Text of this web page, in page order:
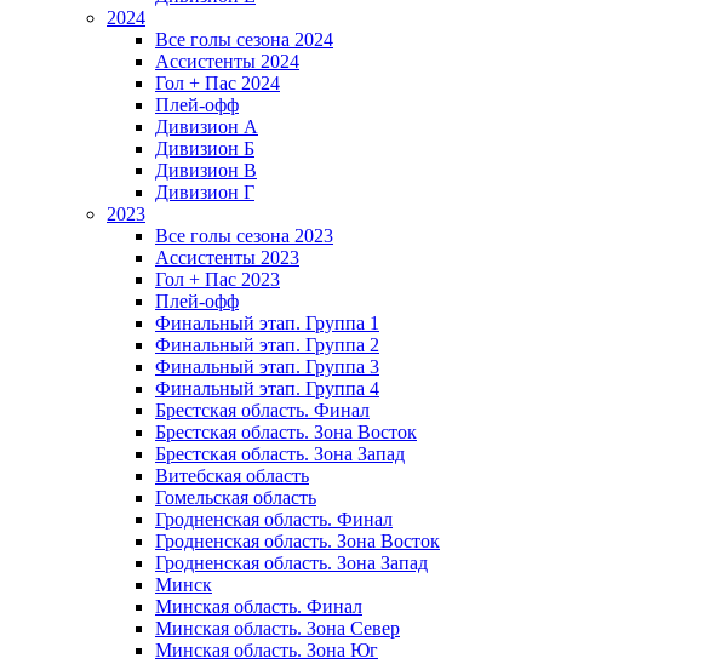
2024
Все голы сезона 2024
Ассистенты 2024
Гол + Пас 2024
Плей-офф
Дивизион A
Дивизион Б
Дивизион В
Дивизион Г
2023
Все голы сезона 2023
Ассистенты 2023
Гол + Пас 2023
Плей-офф
Финальный этап. Группа 1
Финальный этап. Группа 2
Финальный этап. Группа 3
Финальный этап. Группа 4
Брестская область. Финал
Брестская область. Зона Восток
Брестская область. Зона Запад
Витебская область
Гомельская область
Гродненская область. Финал
Гродненская область. Зона Восток
Гродненская область. Зона Запад
Минск
Минская область. Финал
Минская область. Зона Север
Минская область. Зона Юг